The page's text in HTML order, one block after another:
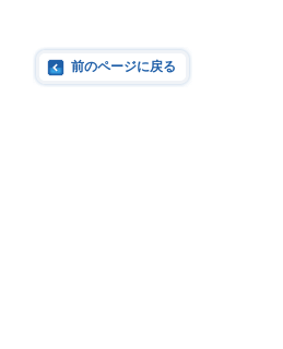
前のページに戻る